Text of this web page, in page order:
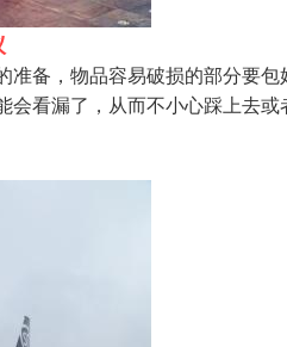
准备，物品容易破损的部分要
会看漏了，从而不小心踩上去